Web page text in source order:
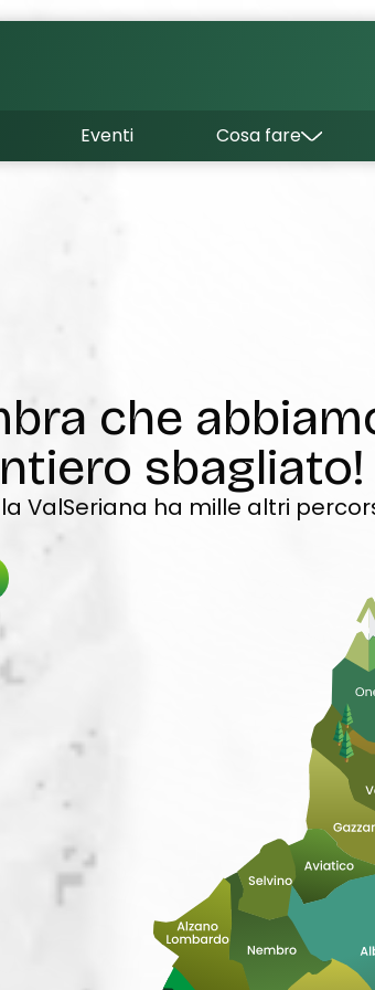
Eventi Cosa fare
che
sbagliato!
ValSeriana ha mille altri